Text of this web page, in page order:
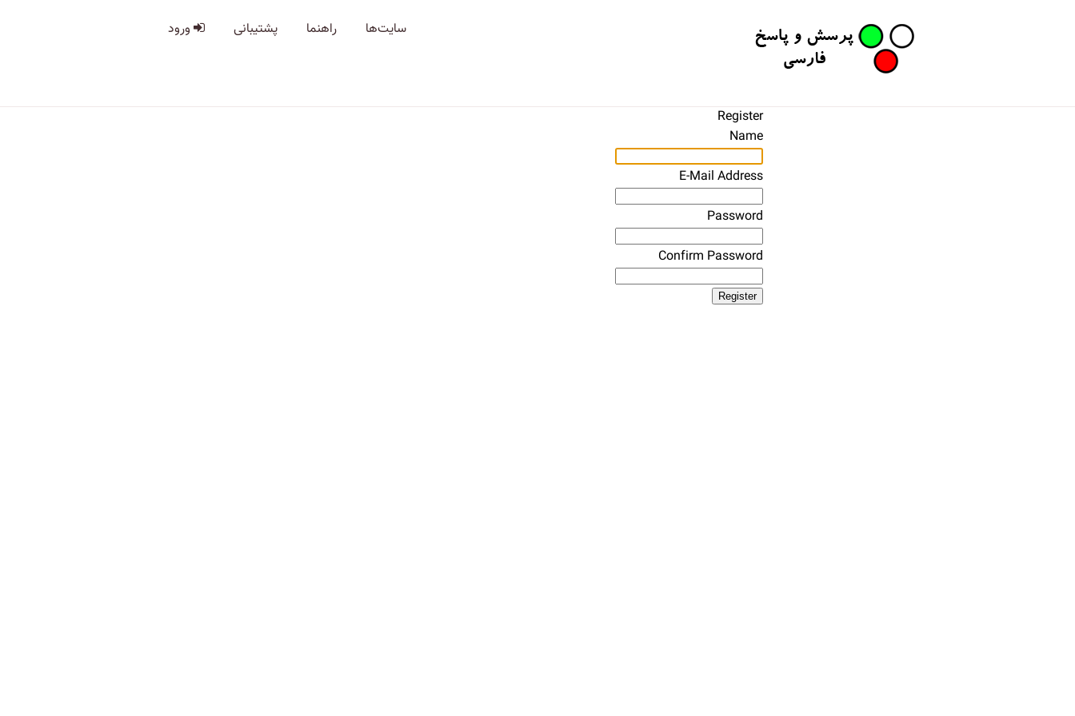
سایت‌ها راهنما پشتیبانی ورود
Register
Name
E-Mail Address
Password
Confirm Password
Register